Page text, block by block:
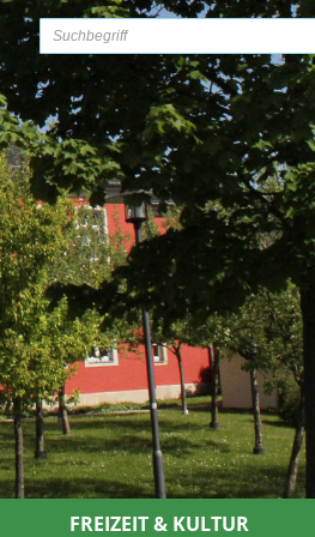
FREIZEIT & KULTUR